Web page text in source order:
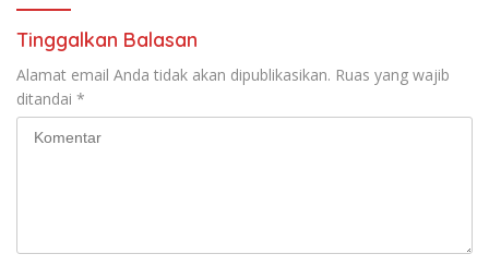
Tinggalkan Balasan
Alamat email Anda tidak akan dipublikasikan. Ruas yang wajib
ditandai *